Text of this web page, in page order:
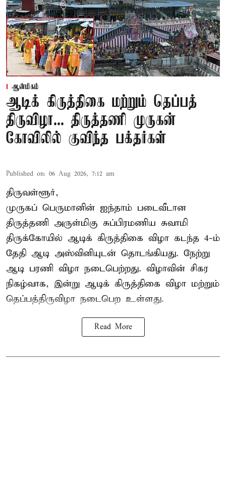
ஆன்மிகம்
ஆடிக் கிருத்திகை மற்றும் தெப்பத்
திருவிழா... திருத்தணி முருகன்
கோவிலில் குவிந்த பக்தர்கள்
Published on: 06 Aug 2026, 7:12 am
திருவள்ளூர்,
முருகப் பெருமானின் ஐந்தாம் படைவீடான
திருத்தணி அருள்மிகு சுப்பிரமணிய சுவாமி
திருக்கோயில் ஆடிக் கிருத்திகை விழா கடந்த 4-ம்
தேதி ஆடி அஸ்வினியுடன் தொடங்கியது. நேற்று
ஆடி பரணி விழா நடைபெற்றது. விழாவின் சிகர
நிகழ்வாக, இன்று ஆடிக் கிருத்திகை விழா மற்றும்
தெப்பத்திருவிழா நடைபெற உள்ளது.
Read More